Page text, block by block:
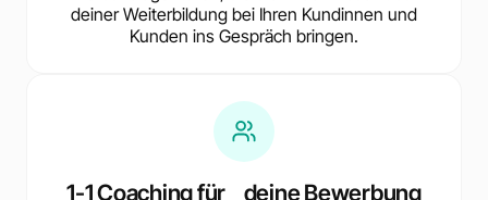
deiner Weiterbildung bei Ihren Kundinnen und
Kunden ins Gespräch bringen.
1-1 Coaching für deine Bewerbung